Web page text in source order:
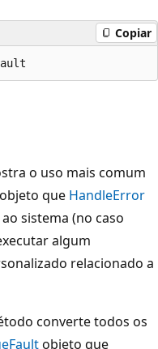
Copiar
o uso mais comum
que HandleError
sistema (no caso
algum
relacionado a
converte todos os
objeto que